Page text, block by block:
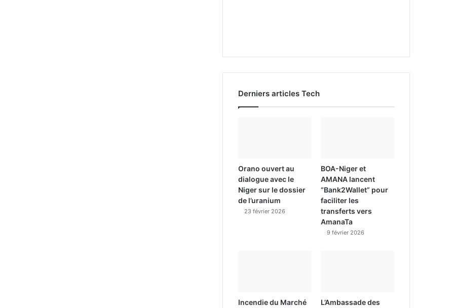
Derniers articles Tech
Orano ouvert au
dialogue avec le
Niger sur le dossier
de l’uranium
23 février 2026
BOA-Niger et
AMANA lancent
“Bank2Wallet” pour
faciliter les
transferts vers
AmanaTa
9 février 2026
Incendie du Marché
L’Ambassade des